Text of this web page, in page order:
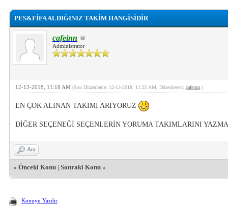
PES&FİFA ALDIĞINIZ TAKİM HANGİSİDİR
cafeinn
Administrator
12-13-2018, 11:18 AM (Son Düzenleme: 12-13-2018, 11:25 AM, Düzenleyen: cafeinn .)
EN ÇOK ALINAN TAKIMI ARIYORUZ
DİĞER SEÇENEĞİ SEÇENLERİN YORUMA TAKIMLARINI
Ara
« Önceki Konu | Sonraki Konu »
Konuyu Yazdır